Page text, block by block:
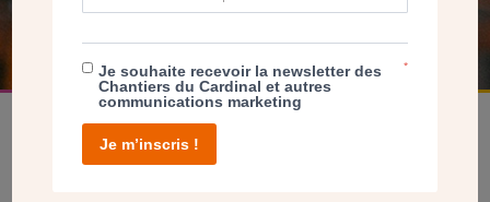
FAIRE UN DON
Je souhaite recevoir la newsletter des
Chantiers du Cardinal et autres
communications marketing
*
Je m’inscris !